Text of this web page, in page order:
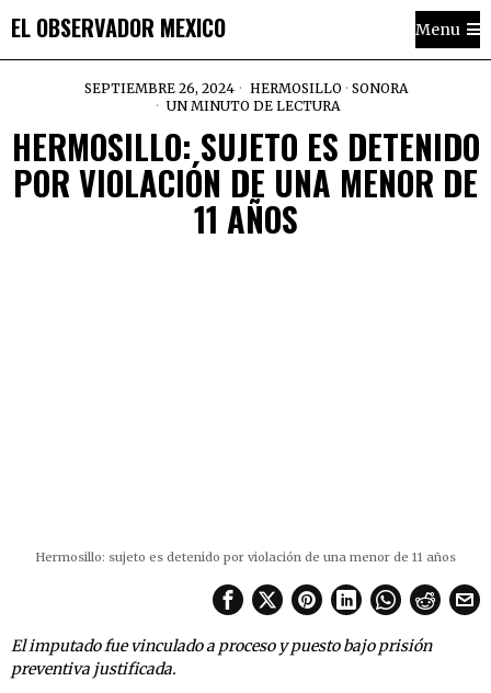
EL OBSERVADOR MEXICO Menu
SEPTIEMBRE 26, 2024 HERMOSILLO · SONORA
UN MINUTO DE LECTURA
HERMOSILLO: SUJETO ES DETENIDO
POR VIOLACIÓN DE UNA MENOR DE
11 AÑOS
Hermosillo: sujeto es detenido por violación de una menor de 11 años
El imputado fue vinculado a proceso y puesto bajo prisión
preventiva justificada.